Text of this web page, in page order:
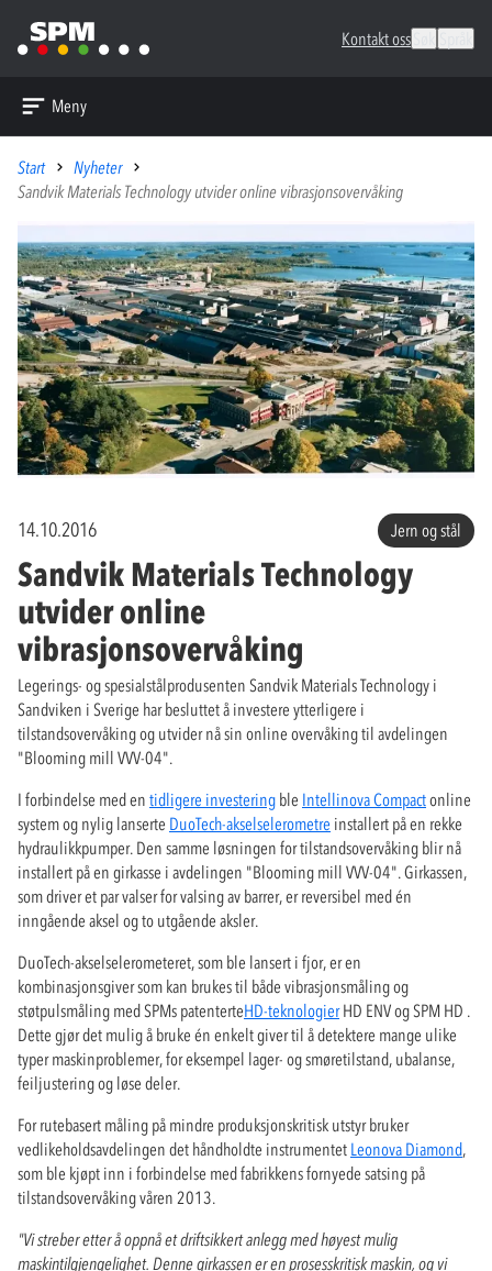
Kontakt oss
Meny
Start
Nyheter
Sandvik Materials Technology utvider online vibrasjonsovervåking
14.10.2016 Jern og stål
Sandvik Materials Technology
utvider online
vibrasjonsovervåking
Legerings- og spesialstålprodusenten Sandvik Materials Technology i
Sandviken i Sverige har besluttet å investere ytterligere i
tilstandsovervåking og utvider nå sin online overvåking til avdelingen
"Blooming mill VVV-04".
I forbindelse med en tidligere investering ble Intellinova Compactonline
system og nylig lanserte DuoTech-akselselerometre installert på en rekke
hydraulikkpumper. Den samme løsningen for tilstandsovervåking blir nå
installert på en girkasse i avdelingen "Blooming mill VVV-04". Girkassen,
som driver et par valser for valsing av barrer, er reversibel med én
inngående aksel og to utgående aksler.
DuoTech-akselselerometeret, som ble lansert i fjor, er en
kombinasjonsgiver som kan brukes til både vibrasjonsmåling og
støtpulsmåling medSPMs patenterteHD-teknologierHD ENV og SPM HD .
Dette gjør det mulig å bruke én enkelt giver til å detektere mange ulike
typer maskinproblemer, for eksempel lager- og smøretilstand, ubalanse,
feiljustering og løse deler.
For rutebasert måling på mindre produksjonskritisk utstyr bruker
vedlikeholdsavdelingen det håndholdte instrumentet Leonova Diamond,
som ble kjøpt inn i forbindelse med fabrikkens fornyede satsing på
tilstandsovervåking våren 2013.
"Vi streber etter å oppnå et driftsikkert anlegg med høyest mulig
maskintilgjengelighet. Denne girkassen er en prosesskritisk maskin, og vi